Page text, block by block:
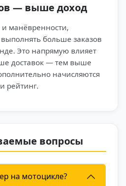
— выше доход
и манёвренности,
больше заказов
Это напрямую влияет
доставок — тем выше
начисляются
рейтинг.
вопросы
на мотоцикле?